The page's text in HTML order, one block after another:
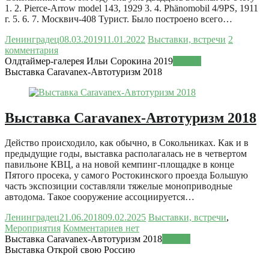
1. 2. Pierce-Arrow model 143, 1929 3. 4. Phänomobil 4/9PS, 1911
г. 5. 6. 7. Москвич-408 Турист. Было построено всего…
Ленинградец08.03.201911.01.2022 Выставки, встречи 2
комментария
Олдтаймер-галерея Ильи Сорокина 2019
Выставка Caravanex-Автотуризм 2018
Выставка Caravanex-Автотуризм 2018
Действо происходило, как обычно, в Сокольниках. Как и в
предыдущие годы, выставка располагалась не в четвертом
павильоне КВЦ, а на новой кемпинг-площадке в конце
Пятого просека, у самого Ростокинского проезда Большую
часть экспозиции составляли тяжелые моноприводные
автодома. Такое сооружение ассоциируется…
Ленинградец21.06.201809.02.2025 Выставки, встречи,
Мероприятия Комментариев нет
Выставка Caravanex-Автотуризм 2018
Выставка Открой свою Россию